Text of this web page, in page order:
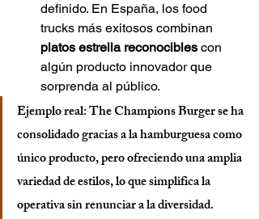
definido. En España, los food
trucks más exitosos combinan
platos estrella reconocibles con
algún producto innovador que
sorprenda al público.
Ejemplo real: The Champions Burger se ha
consolidado gracias a la hamburguesa como
único producto, pero ofreciendo una amplia
variedad de estilos, lo que simplifica la
operativa sin renunciar a la diversidad.